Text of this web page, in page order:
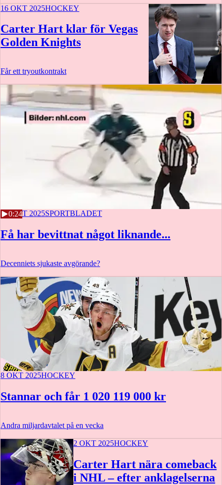
16 OKT 2025HOCKEY
Carter Hart klar för Vegas
Golden Knights
Får ett tryoutkontrakt
0:24
10 OKT 2025SPORTBLADET
Få har bevittnat något liknande...
Decenniets sjukaste avgörande?
8 OKT 2025HOCKEY
Stannar och får 1 020 119 000 kr
Andra miljardavtalet på en vecka
2 OKT 2025HOCKEY
Carter Hart nära comeback
i NHL – efter anklagelserna